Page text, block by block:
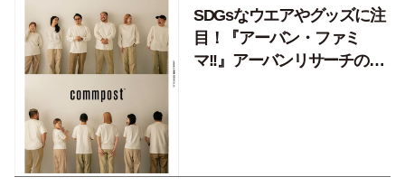
SDGsなウエアやグッズに注
目！『アーバン・ファミ
マ!!』アーバンリサーチの面